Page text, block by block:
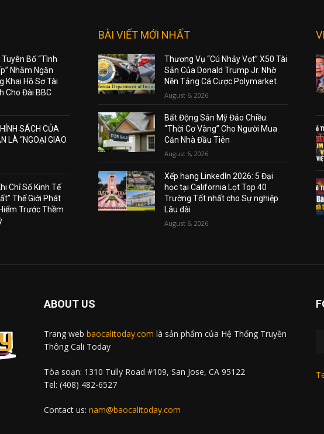
Bố “Tình
Nhằm Ngăn
Khai Hồ Sơ Tài
Cho Đài BBC
SÁCH CỦA
LÀ “NGOẠI GIAO
Chỉ Số Kinh Tế
Thế Giới Phát
Trước Thềm
BÀI VIẾT MỚI NHẤT
Thương Vụ “Cú Nhảy Vọt” X50 Tài
Sản Của Donald Trump Jr. Nhờ
Nền Tảng Cá Cược Polymarket
August 6, 2026
Bất Động Sản Mỹ Đảo Chiều:
“Thời Cơ Vàng” Cho Người Mua
Căn Nhà Đầu Tiên
August 6, 2026
Xếp hạng LinkedIn 2026: 5 Đại
học tại California Lọt Top 40
Trường Tốt nhất cho Sự nghiệp
Lâu dài
August 6, 2026
ABOUT US
Trang web baocalitoday.com là sản phẩm của Hệ Thống Truyền
Thông Cali Today
Tòa soạn: 1310 Tully Road #109, San Jose, CA 95122
Tel: (408) 482-6527
Contact us: nam@baocalitoday.com